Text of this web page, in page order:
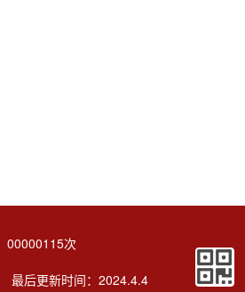
00000115次
最后更新时间： 2024.4.4